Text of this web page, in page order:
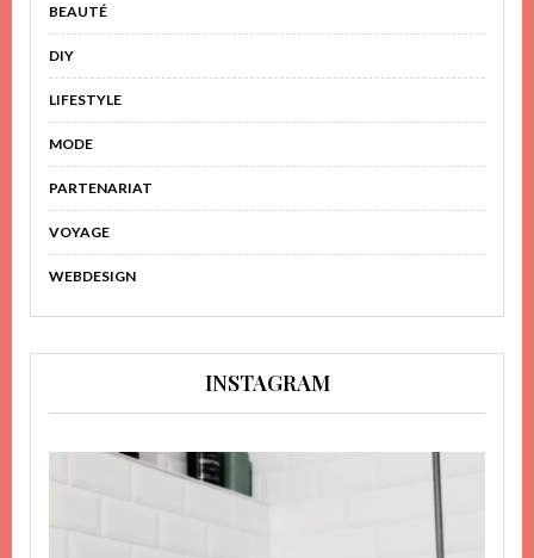
BEAUTÉ
DIY
LIFESTYLE
MODE
PARTENARIAT
VOYAGE
WEBDESIGN
INSTAGRAM